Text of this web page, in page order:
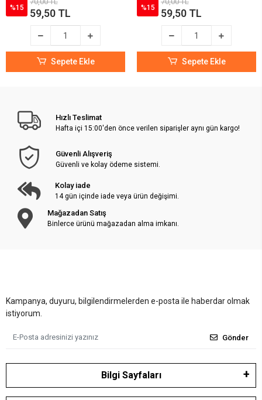
%15 59,50 TL
Sepete Ekle
%15 59,50 TL
Sepete Ekle
Hızlı Teslimat
Hafta içi 15:00'den önce verilen siparişler aynı gün kargo!
Güvenli Alışveriş
Güvenli ve kolay ödeme sistemi.
Kolay iade
14 gün içinde iade veya ürün değişimi.
Mağazadan Satış
Binlerce ürünü mağazadan alma imkanı.
Kampanya, duyuru, bilgilendirmelerden e-posta ile haberdar olmak
istiyorum.
Gönder
Bilgi Sayfaları